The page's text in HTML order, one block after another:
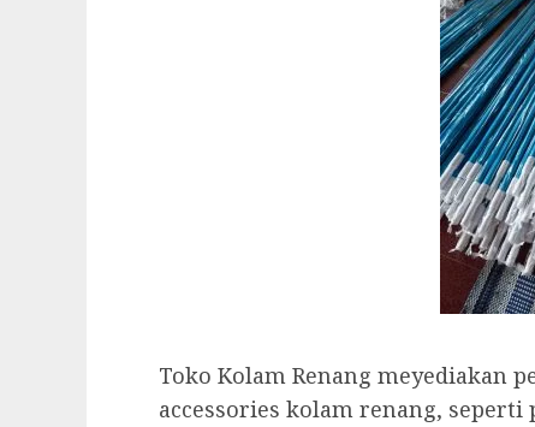
Toko Kolam Renang meyediakan
accessories kolam renang,